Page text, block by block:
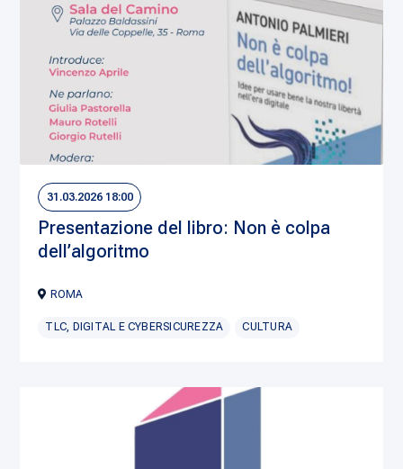
31.03.2026 18:00
Presentazione del libro: Non è colpa
dell’algoritmo
ROMA
TLC, DIGITAL E CYBERSICUREZZA CULTURA